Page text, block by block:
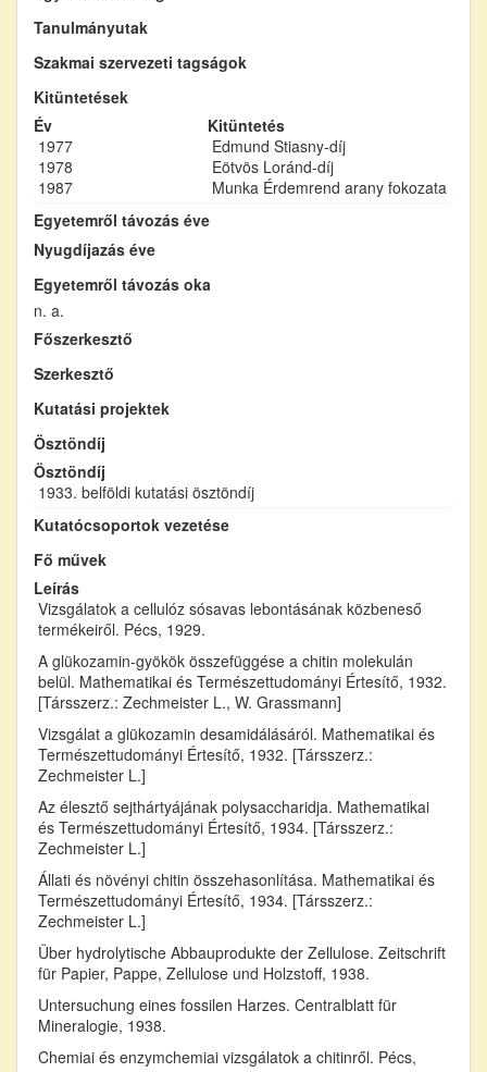
Tanulmányutak
Szakmai szervezeti tagságok
Kitüntetések
Év
Kitüntetés
1977
Edmund Stiasny-díj
1978
Eötvös Loránd-díj
1987
Munka Érdemrend arany fokozata
Egyetemről távozás éve
Nyugdíjazás éve
Egyetemről távozás oka
n. a.
Főszerkesztő
Szerkesztő
Kutatási projektek
Ösztöndíj
Ösztöndíj
1933. belföldi kutatási ösztöndíj
Kutatócsoportok vezetése
Fő művek
Leírás
Vizsgálatok a cellulóz sósavas lebontásának közbeneső
termékeiről. Pécs, 1929.
A glükozamin-gyökök összefüggése a chitin molekulán
belül. Mathematikai és Természettudományi Értesítő, 1932.
[Társszerz.: Zechmeister L., W. Grassmann]
Vizsgálat a glükozamin desamidálásáról. Mathematikai és
Természettudományi Értesítő, 1932. [Társszerz.:
Zechmeister L.]
Az élesztő sejthártyájának polysaccharidja. Mathematikai
és Természettudományi Értesítő, 1934. [Társszerz.:
Zechmeister L.]
Állati és növényi chitin összehasonlítása. Mathematikai és
Természettudományi Értesítő, 1934. [Társszerz.:
Zechmeister L.]
Über hydrolytische Abbauprodukte der Zellulose. Zeitschrift
für Papier, Pappe, Zellulose und Holzstoff, 1938.
Untersuchung eines fossilen Harzes. Centralblatt für
Mineralogie, 1938.
Chemiai és enzymchemiai vizsgálatok a chitinről. Pécs,